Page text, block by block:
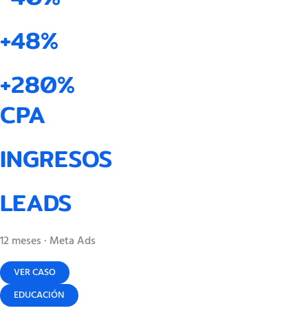
+48%
+280%
CPA
INGRESOS
LEADS
12 meses · Meta Ads
VER CASO
EDUCACIÓN